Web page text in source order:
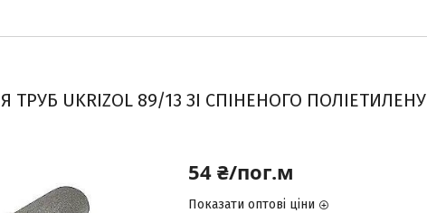
ТРУБ UKRIZOL 89/13 ЗІ СПІНЕНОГО ПОЛІЕТИЛЕНУ
54 ₴/пог.м
Показати оптові ціни